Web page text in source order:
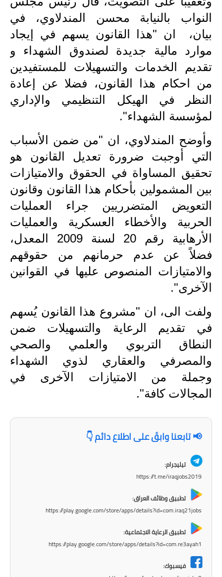
نتائج الامتحانات
المرحلة الابتدائية
المرحلة المتوسطة
المرحلة الاعدادية
اسئلة وزارية
المرحلة المتوسطة
المرحلة الاعدادية
المرحلة الابتدائية
المرحلة المتوسطة
المرحلة الاعدادية
المرحلة الابتدائية
المرحلة المتوسطة
المرحلة الاعدادية
ملازم دراسية
المرحلة المتوسطة
المرحلة الاعدادية
النواب بالنيابة محسن المندلاوي، في
بيان، ان "هذا القانون يسهم في إيجاد
موارد مالية جديدة لصندوق الشهداء و
تقديم الخدمات والتسهيلات للمستفيدين
من احكام هذا القانون، فضلا عن إعادة
النظر في الهيكل التنظيمي والإداري
لمؤسسة الشهداء".
وأوضح المندلاوي، ان "من ضمن الأسباب
التي أوجبت ضرورة تعديل القانون هو
تحقيق المساواة في الحقوق والامتيازات
بين المشمولين بأحكام هذا القانون وقانون
التعويض المتضرريين جراء العمليات
الحربية والأخطاء العسكرية والعمليات
الأرهابية رقم 20 لسنة 2009 المعدل،
فضلاً عن عدم حرمانهم من حقوقهم
والامتيازات المنصوص عليها في القوانين
الآخرى".
ولفت الى، ان "مشروع هذا القانون يُسهم
في تقديم الرعاية والتسهيلات ضمن
النطاق التربوي والعلمي والصحي
والمصرفي والعقاري لذوي الشهداء
وجملة من الامتيازات الآخرى في
المجالات كافة".
📢 تابعنا وابقَ على اطلاع دائم 👇
تيليجرام:
https://t.me/iraqjobs2019
تطبيق وظائف العراق:
https://play.google.com/store/apps/details?id=com.iraq21jobs
تطبيق الرعاية الاجتماعية:
https://play.google.com/store/apps/details?id=com.re3ayah1
فيسبوك: